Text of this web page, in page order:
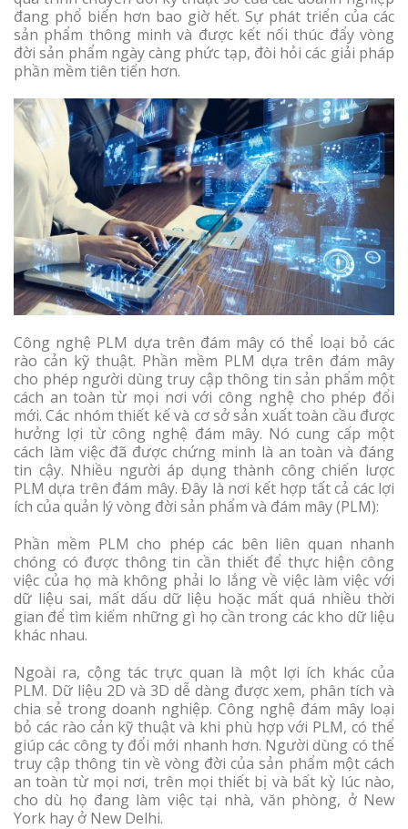
đang phổ biến hơn bao giờ hết. Sự phát triển của các
sản phẩm thông minh và được kết nối thúc đẩy vòng
đời sản phẩm ngày càng phức tạp, đòi hỏi các giải pháp
phần mềm tiên tiến hơn.
Công nghệ PLM dựa trên đám mây có thể loại bỏ các
rào cản kỹ thuật. Phần mềm PLM dựa trên đám mây
cho phép người dùng truy cập thông tin sản phẩm một
cách an toàn từ mọi nơi với công nghệ cho phép đổi
mới. Các nhóm thiết kế và cơ sở sản xuất toàn cầu được
hưởng lợi từ công nghệ đám mây. Nó cung cấp một
cách làm việc đã được chứng minh là an toàn và đáng
tin cậy. Nhiều người áp dụng thành công chiến lược
PLM dựa trên đám mây. Đây là nơi kết hợp tất cả các lợi
ích của quản lý vòng đời sản phẩm và đám mây (PLM):
Phần mềm PLM cho phép các bên liên quan nhanh
chóng có được thông tin cần thiết để thực hiện công
việc của họ mà không phải lo lắng về việc làm việc với
dữ liệu sai, mất dấu dữ liệu hoặc mất quá nhiều thời
gian để tìm kiếm những gì họ cần trong các kho dữ liệu
khác nhau.
Ngoài ra, cộng tác trực quan là một lợi ích khác của
PLM. Dữ liệu 2D và 3D dễ dàng được xem, phân tích và
chia sẻ trong doanh nghiệp. Công nghệ đám mây loại
bỏ các rào cản kỹ thuật và khi phù hợp với PLM, có thể
giúp các công ty đổi mới nhanh hơn. Người dùng có thể
truy cập thông tin về vòng đời của sản phẩm một cách
an toàn từ mọi nơi, trên mọi thiết bị và bất kỳ lúc nào,
cho dù họ đang làm việc tại nhà, văn phòng, ở New
York hay ở New Delhi.